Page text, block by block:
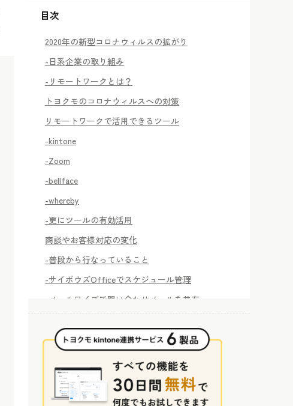
目次
2020年の新型コロナウィルスの拡がり
-日系企業の取り組み
-リモートワークとは？
トヨクモのコロナウィルスへの対策
リモートワークで活用できるツール
-kintone
-Zoom
-bellface
-whereby
-更にツールの有効活用
商談やお客様対応の変化
-普段から行なっていること
-サイボウズOfficeでスケジュール管理
-メールワイズで問い合わせメールを共有
-wherebyでオンライン商談
-今回新たに導入したツールや手法
-セミナーにZoomを導入
-IP電話でどこでも受電・架電可能に